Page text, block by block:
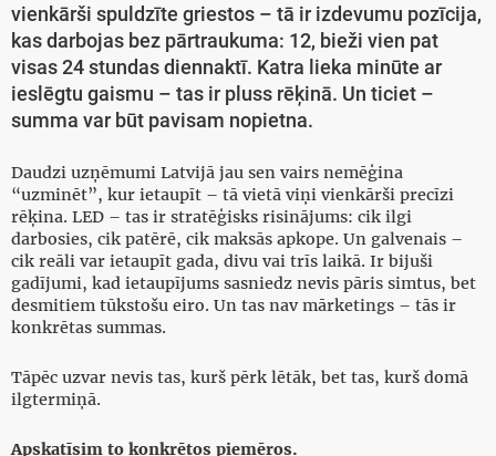
vienkārši spuldzīte griestos – tā ir izdevumu pozīcija,
kas darbojas bez pārtraukuma: 12, bieži vien pat
visas 24 stundas diennaktī. Katra lieka minūte ar
ieslēgtu gaismu – tas ir pluss rēķinā. Un ticiet –
summa var būt pavisam nopietna.
Daudzi uzņēmumi Latvijā jau sen vairs nemēģina
“uzminēt”, kur ietaupīt – tā vietā viņi vienkārši precīzi
rēķina. LED – tas ir stratēģisks risinājums: cik ilgi
darbosies, cik patērē, cik maksās apkope. Un galvenais –
cik reāli var ietaupīt gada, divu vai trīs laikā. Ir bijuši
gadījumi, kad ietaupījums sasniedz nevis pāris simtus, bet
desmitiem tūkstošu eiro. Un tas nav mārketings – tās ir
konkrētas summas.
Tāpēc uzvar nevis tas, kurš pērk lētāk, bet tas, kurš domā
ilgtermiņā.
Apskatīsim to konkrētos piemēros.